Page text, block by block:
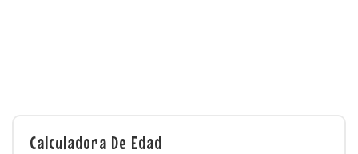
Calculadora De Edad